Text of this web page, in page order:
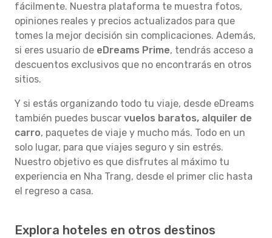
fácilmente. Nuestra plataforma te muestra fotos,
opiniones reales y precios actualizados para que
tomes la mejor decisión sin complicaciones. Además,
si eres usuario de eDreams Prime, tendrás acceso a
descuentos exclusivos que no encontrarás en otros
sitios.
Y si estás organizando todo tu viaje, desde eDreams
también puedes buscar vuelos baratos, alquiler de
carro, paquetes de viaje y mucho más. Todo en un
solo lugar, para que viajes seguro y sin estrés.
Nuestro objetivo es que disfrutes al máximo tu
experiencia en Nha Trang, desde el primer clic hasta
el regreso a casa.
Explora hoteles en otros destinos